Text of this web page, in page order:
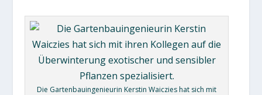
Die Gartenbauingenieurin Kerstin Waiczies hat sich mit